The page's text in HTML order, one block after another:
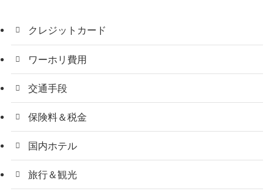
クレジットカード
ワーホリ費用
交通手段
保険料＆税金
国内ホテル
旅行＆観光